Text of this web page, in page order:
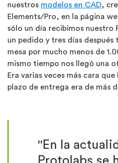
nuestros modelos en CAD,
Elements/Pro, en la página
sólo un día recibimos nuestro
un pedido y tres días después
mesa por mucho menos de
mismo tiempo nos llegó una
Era varias veces más cara
plazo de entrega era de más
"En la